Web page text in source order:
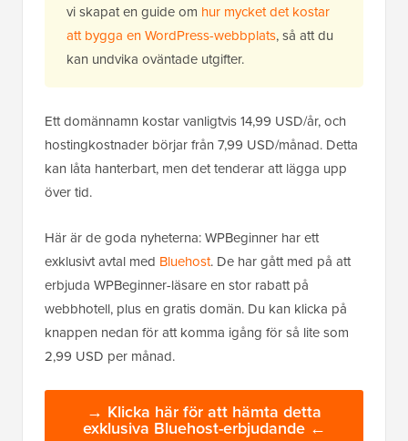
vi skapat en guide om hur mycket det kostar
att bygga en WordPress-webbplats, så att du
kan undvika oväntade utgifter.
Ett domännamn kostar vanligtvis 14,99 USD/år, och
hostingkostnader börjar från 7,99 USD/månad. Detta
kan låta hanterbart, men det tenderar att lägga upp
över tid.
Här är de goda nyheterna: WPBeginner har ett
exklusivt avtal med Bluehost. De har gått med på att
erbjuda WPBeginner-läsare en stor rabatt på
webbhotell, plus en gratis domän. Du kan klicka på
knappen nedan för att komma igång för så lite som
2,99 USD per månad.
→ Klicka här för att hämta detta
exklusiva Bluehost-erbjudande ←